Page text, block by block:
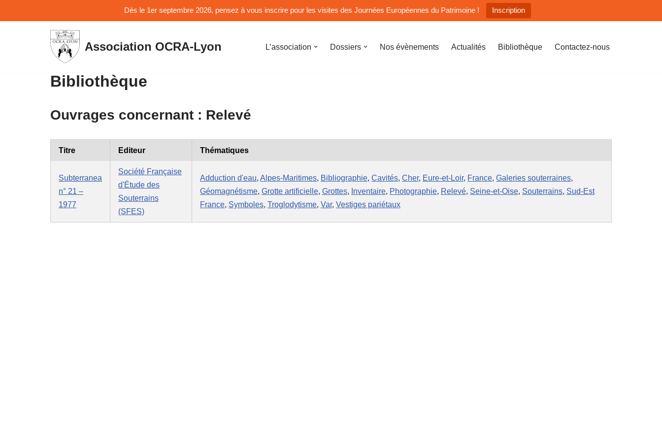
Dès le 1er septembre 2026, pensez à vous inscrire pour les visites des Journées Européennes du Patrimoine ! Inscription
Association OCRA-Lyon L’association Dossiers Nos évènements Actualités Bibliothèque Contactez-nous
Bibliothèque
Ouvrages concernant : Relevé
Titre Editeur Thématiques
Subterranea
n° 21 –
1977
Société Française
d'Étude des
Souterrains
(SFES)
Adduction d'eau, Alpes-Maritimes, Bibliographie, Cavités, Cher, Eure-et-Loir, France, Galeries souterraines,
Géomagnétisme, Grotte artificielle, Grottes, Inventaire, Photographie, Relevé, Seine-et-Oise, Souterrains, Sud-Est
France, Symboles, Troglodytisme, Var, Vestiges pariétaux